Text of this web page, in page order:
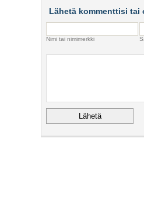
Lähetä kommenttisi tai
Nimi tai nimimerkki